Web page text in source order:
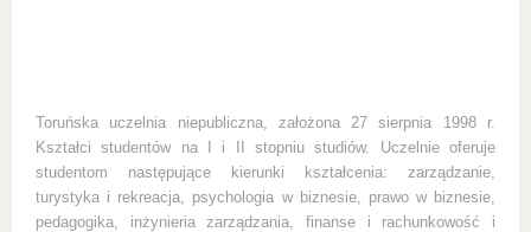
Toruńska uczelnia niepubliczna, założona 27 sierpnia 1998 r.
Kształci studentów na I i II stopniu studiów. Uczelnie oferuje
studentom następujące kierunki kształcenia: zarządzanie,
turystyka i rekreacja, psychologia w biznesie, prawo w biznesie,
pedagogika, inżynieria zarządzania, finanse i rachunkowość i